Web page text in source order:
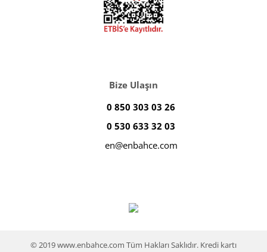
Bize Ulaşın
0 850 303 03 26
0 530 633 32 03
en@enbahce.com
© 2019 www.enbahce.com Tüm Hakları Saklıdır. Kredi kartı